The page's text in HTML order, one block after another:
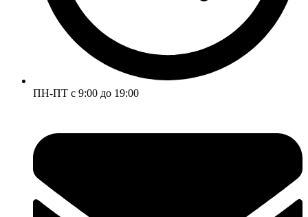
ПН-ПТ с 9:00 до 19:00